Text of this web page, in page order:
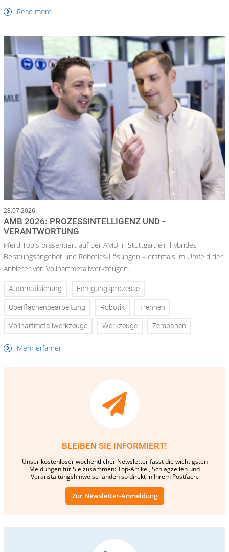
Read more
28.07.2026
AMB 2026: PROZESSINTELLIGENZ UND -
VERANTWORTUNG
Pferd Tools präsentiert auf der AMB in Stuttgart ein hybrides
Beratungsangebot und Robotics-Lösungen – erstmals im Umfeld der
Anbieter von Vollhartmetallwerkzeugen.
Automatisierung Fertigungsprozesse
Oberflächenbearbeitung Robotik Trennen
Vollhartmetallwerkzeuge Werkzeuge Zerspanen
Mehr erfahren
BLEIBEN SIE INFORMIERT!
Unser kostenloser wöchentlicher Newsletter fasst die wichtigsten
Meldungen für Sie zusammen: Top-Artikel, Schlagzeilen und
Veranstaltungshinweise landen so direkt in Ihrem Postfach.
Zur Newsletter-Anmeldung